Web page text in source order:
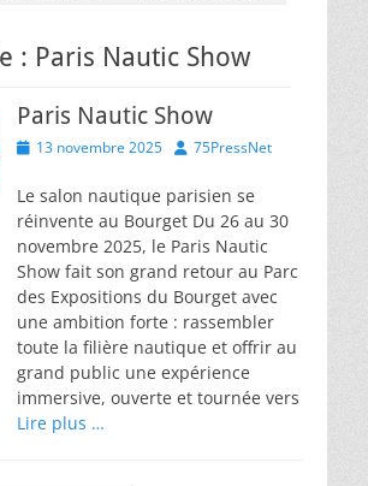
: Paris Nautic Show
Paris Nautic Show
Posted13 novembre 2025 Author
75PressNet
Le salon nautique parisien se
réinvente au Bourget Du 26 au 30
novembre 2025, le Paris Nautic
Show fait son grand retour au Parc
des Expositions du Bourget avec
une ambition forte : rassembler
toute la filière nautique et offrir au
grand public une expérience
immersive, ouverte et tournée vers
Lire plus …